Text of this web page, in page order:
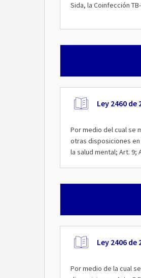
Sida, la Coinfección
Ley 2460 de
Por medio del cual se
otras disposiciones
la salud mental; Art. 9;
Ley 2406 de
Por medio de la cual